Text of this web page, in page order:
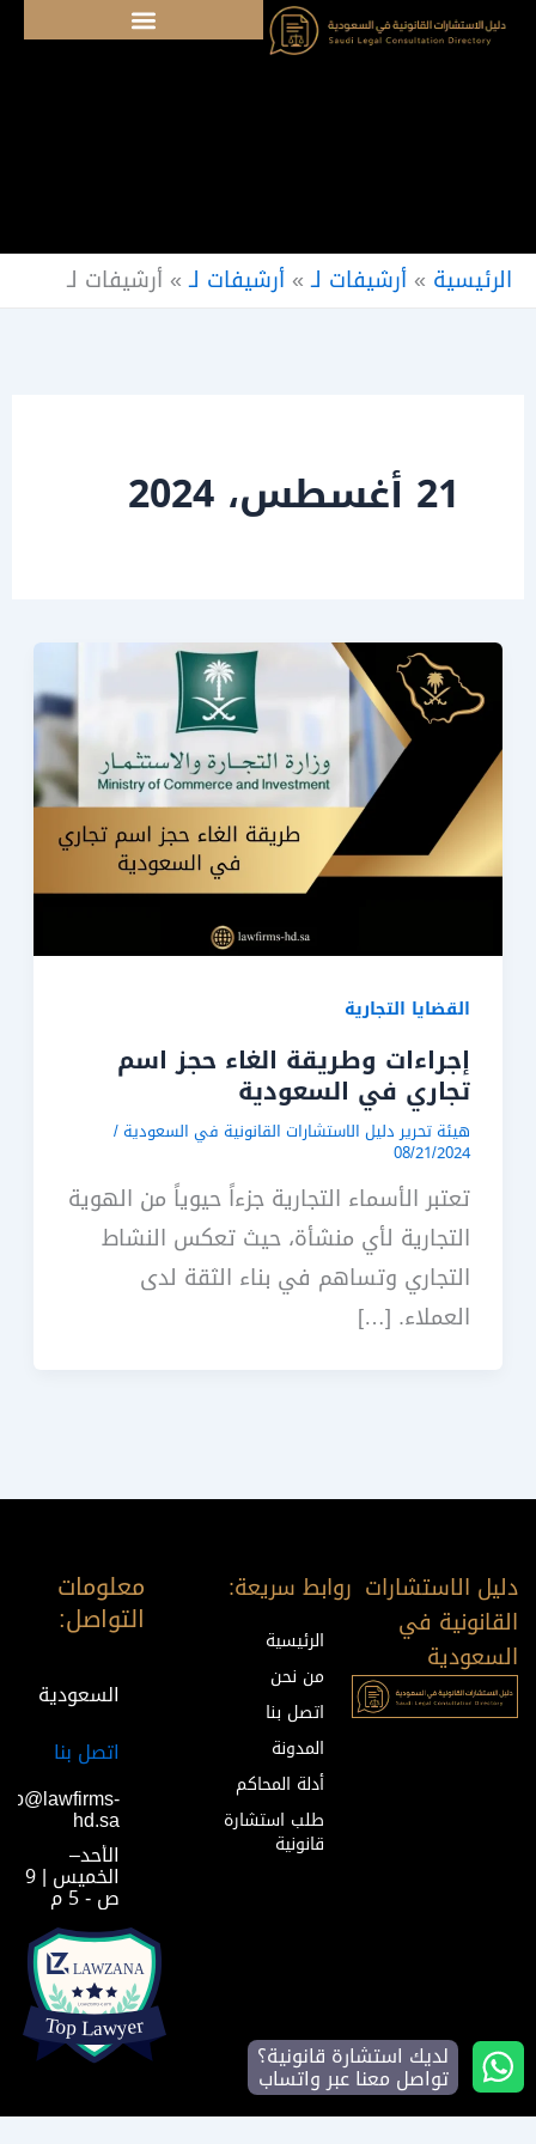
تخطي
الرئيسية »أرشيفات لـ»أرشيفات لـ» أرشيفات لـ
21 أغسطس، 2024
القضايا التجارية
إجراءات وطريقة الغاء حجز اسم
تجاري في السعودية
هيئة تحرير دليل الاستشارات القانونية في السعودية /
08/21/2024
تعتبر الأسماء التجارية جزءاً حيوياً من الهوية
التجارية لأي منشأة، حيث تعكس النشاط
التجاري وتساهم في بناء الثقة لدى
العملاء. […]
دليل الاستشارات
القانونية في
السعودية
روابط سريعة:
الرئيسية
من نحن
اتصل بنا
المدونة
أدلة المحاكم
طلب استشارة
قانونية
معلومات
التواصل:
السعودية
اتصل بنا
hd.sa
الأحد–
الخميس | 9
ص - 5 م
لديك استشارة قانونية؟
تواصل معنا عبر واتساب